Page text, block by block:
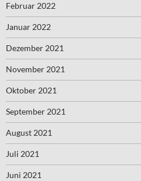
Februar 2022
Januar 2022
Dezember 2021
November 2021
Oktober 2021
September 2021
August 2021
Juli 2021
Juni 2021